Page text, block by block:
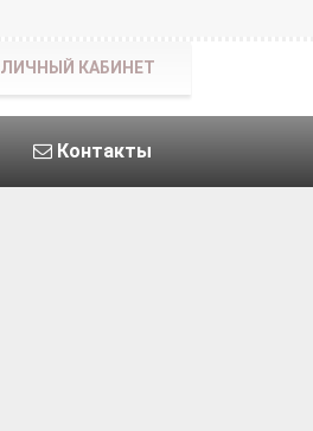
Контакты
ЛИЧНЫЙ КАБИНЕТ